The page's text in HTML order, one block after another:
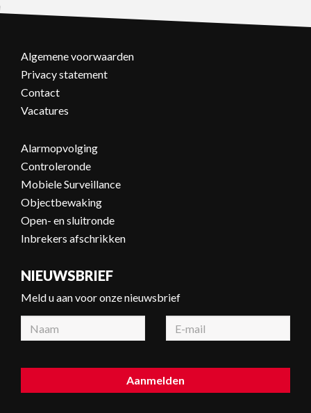
Algemene voorwaarden
Privacy statement
Contact
Vacatures
Alarmopvolging
Controleronde
Mobiele Surveillance
Objectbewaking
Open- en sluitronde
Inbrekers afschrikken
NIEUWSBRIEF
Meld u aan voor onze nieuwsbrief